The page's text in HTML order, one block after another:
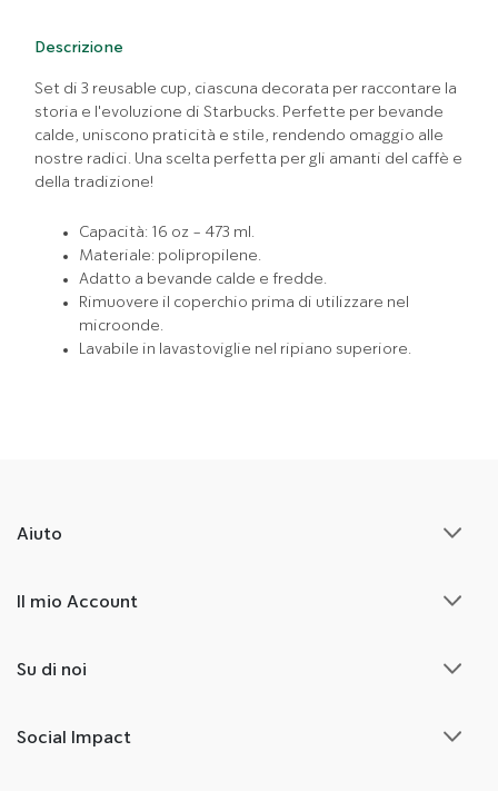
Descrizione
Set di 3 reusable cup, ciascuna decorata per raccontare la
storia e l'evoluzione di Starbucks. Perfette per bevande
calde, uniscono praticità e stile, rendendo omaggio alle
nostre radici. Una scelta perfetta per gli amanti del caffè e
della tradizione!
Capacità: 16 oz - 473 ml.
Materiale: polipropilene.
Adatto a bevande calde e fredde.
Rimuovere il coperchio prima di utilizzare nel
microonde.
Lavabile in lavastoviglie nel ripiano superiore.
Aiuto
Il mio Account
Su di noi
Social Impact